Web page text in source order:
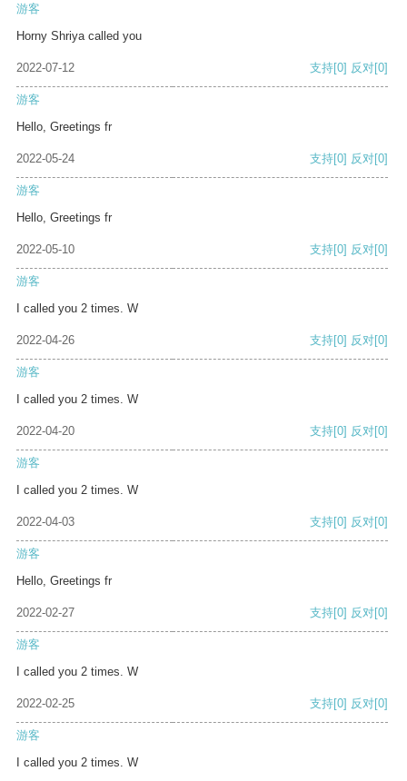
游客
Horny Shriya called you
2022-07-12 支持[0] 反对[0]
游客
Hello, Greetings fr
2022-05-24 支持[0] 反对[0]
游客
Hello, Greetings fr
2022-05-10 支持[0] 反对[0]
游客
I called you 2 times. W
2022-04-26 支持[0] 反对[0]
游客
I called you 2 times. W
2022-04-20 支持[0] 反对[0]
游客
I called you 2 times. W
2022-04-03 支持[0] 反对[0]
游客
Hello, Greetings fr
2022-02-27 支持[0] 反对[0]
游客
I called you 2 times. W
2022-02-25 支持[0] 反对[0]
游客
I called you 2 times. W